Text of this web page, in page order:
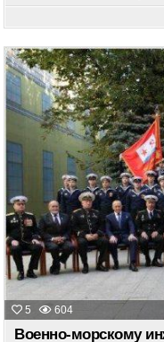
5 604
Военно-морскому